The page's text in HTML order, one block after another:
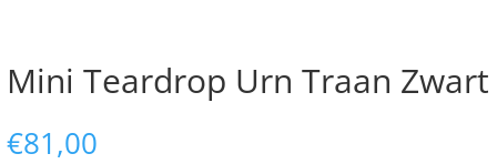
Mini Teardrop Urn Traan Zwart
€81,00